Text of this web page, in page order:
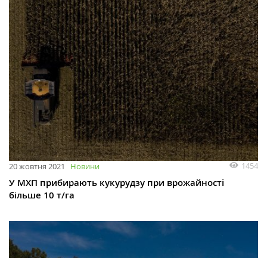
20 жовтня 2021 Новини 1454
У МХП прибирають кукурудзу при врожайності
більше 10 т/га